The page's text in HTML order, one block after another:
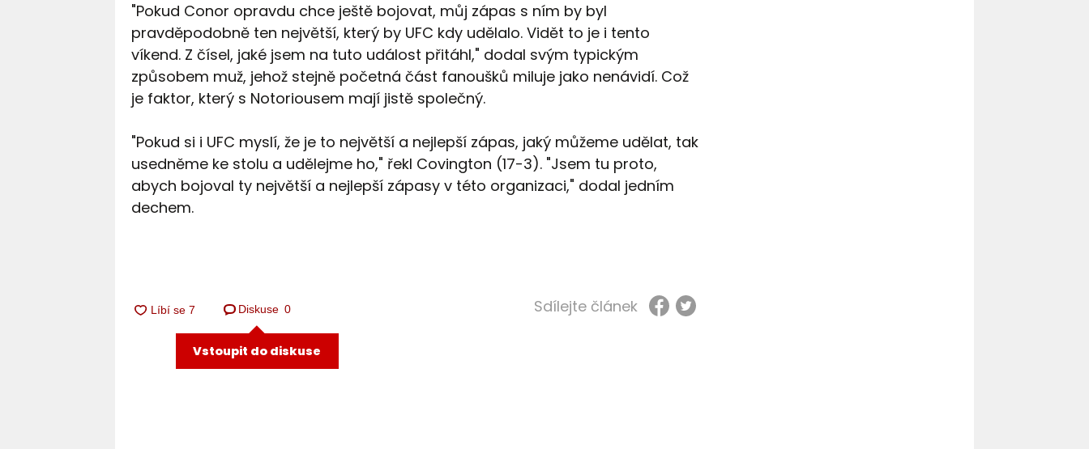
"Pokud Conor opravdu chce ještě bojovat, můj zápas s ním by byl
pravděpodobně ten největší, který by UFC kdy udělalo. Vidět to je i tento
víkend. Z čísel, jaké jsem na tuto událost přitáhl," dodal svým typickým
způsobem muž, jehož stejně početná část fanoušků miluje jako nenávidí. Což
je faktor, který s Notoriousem mají jistě společný.
"Pokud si i UFC myslí, že je to největší a nejlepší zápas, jaký můžeme udělat, tak
usedněme ke stolu a udělejme ho," řekl Covington (17-3). "Jsem tu proto,
abych bojoval ty největší a nejlepší zápasy v této organizaci," dodal jedním
dechem.
Diskuse 0
Vstoupit do diskuse
Sdílejte článek